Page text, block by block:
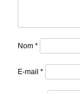
Nom *
E-mail *